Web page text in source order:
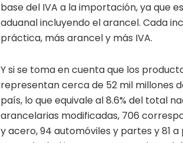
base del IVA a la importación, ya que
aduanal incluyendo el arancel. Cada
práctica, más arancel y más IVA.
Y si se toma en cuenta que los
representan cerca de 52 mil millones
país, lo que equivale al 8.6% del total
arancelarias modificadas, 706
y acero, 94 automóviles y partes y 81